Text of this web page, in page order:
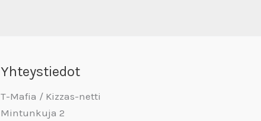
Yhteystiedot
T-Mafia / Kizzas-netti
Mintunkuja 2